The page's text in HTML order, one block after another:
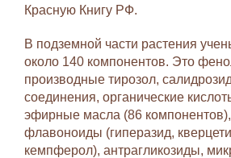
Красную Книгу РФ.
В подземной части растения
около 140 компонентов. Это
производные тирозол,
соединения, органические
эфирные масла (86 компонентов),
флавоноиды (гиперазид,
кемпферол), антрагликозиды,